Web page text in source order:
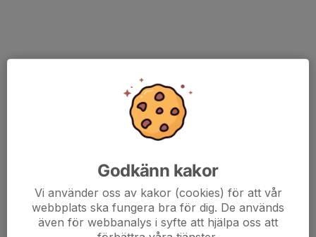
Godkänn kakor
Vi använder oss av kakor (cookies) för att vår
webbplats ska fungera bra för dig. De används
även för webbanalys i syfte att hjälpa oss att